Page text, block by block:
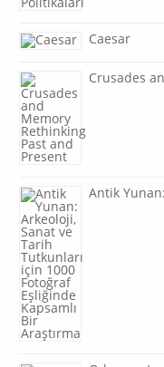
Caesar
Crusades
Antik